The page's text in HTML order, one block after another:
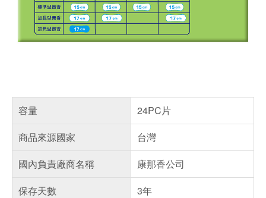
容量
24PC片
商品來源國家
台灣
國內負責廠商名稱
康那香公司
保存天數
3年